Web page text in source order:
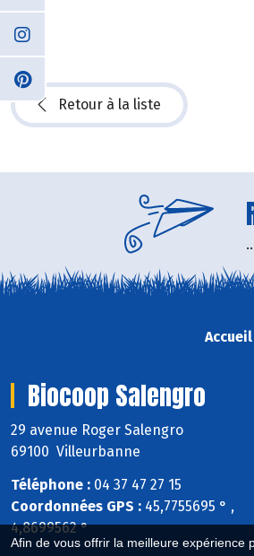
Afin de vous offrir la meilleure expérience
Retour à la liste
Accueil
Biocoop Salengro
29 avenue Roger Salengro
69100 Villeurbanne
Téléphone : 04 37 47 27 15
Coordonnées GPS : 45,7755695 ° ,
4,8699562 °